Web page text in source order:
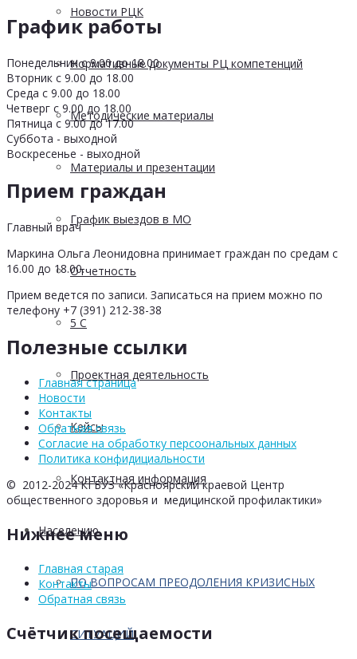
Новости РЦК
Нормативные документы РЦ компетенций
Методические материалы
Материалы и презентации
График выездов в МО
Отчетность
5 С
Проектная деятельность
Кейсы
Контактная информация
Населению
ПО ВОПРОСАМ ПРЕОДОЛЕНИЯ КРИЗИСНЫХ
СИТУАЦИЙ
График работы
Понедельник с 9.00 до 18.00
Вторник с 9.00 до 18.00
Среда с 9.00 до 18.00
Четверг с 9.00 до 18.00
Пятница с 9.00 до 17.00
Суббота - выходной
Воскресенье - выходной
Прием граждан
Главный врач
Маркина Ольга Леонидовна принимает граждан по средам с
16.00 до 18.00.
Прием ведется по записи. Записаться на прием можно по
телефону +7 (391) 212-38-38
Полезные ссылки
Главная страница
Новости
Контакты
Обратная связь
Согласие на обработку персоональных данных
Политика конфидициальности
© 2012-2024 КГБУЗ «Красноярский краевой Центр
общественного здоровья и медицинской профилактики»
Нижнее меню
Главная старая
Контакты
Обратная связь
Счётчик посещаемости